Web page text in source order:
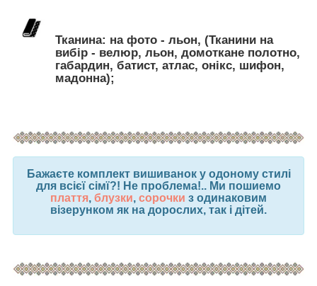
Тканина: на фото - льон, (Тканини на
вибір - велюр, льон, домоткане полотно,
габардин, батист, атлас, онікс, шифон,
мадонна);
Бажаєте комплект вишиванок у одоному стилі
для всієї сімї?! Не проблема!.. Ми пошиемо
плаття, блузки, сорочки з одинаковим
візерунком як на дорослих, так і дітей.